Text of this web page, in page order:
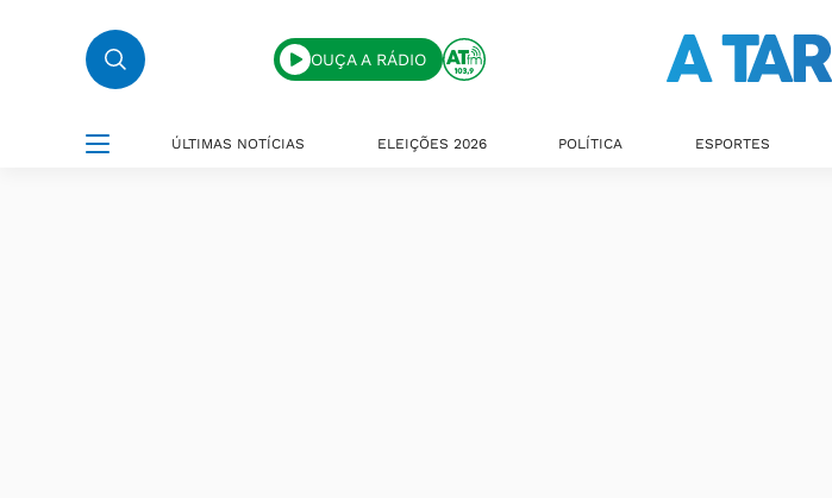
OUÇA A RÁDIO
ÚLTIMAS NOTÍCIAS ELEIÇÕES 2026 POLÍTICA ESPORTES